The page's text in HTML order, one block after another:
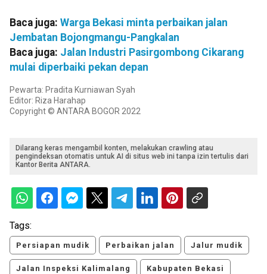
Baca juga: Warga Bekasi minta perbaikan jalan
Jembatan Bojongmangu-Pangkalan
Baca juga: Jalan Industri Pasirgombong Cikarang
mulai diperbaiki pekan depan
Pewarta: Pradita Kurniawan Syah
Editor: Riza Harahap
Copyright © ANTARA BOGOR 2022
Dilarang keras mengambil konten, melakukan crawling atau
pengindeksan otomatis untuk AI di situs web ini tanpa izin tertulis dari
Kantor Berita ANTARA.
Tags:
Persiapan mudik Perbaikan jalan Jalur mudik
Jalan Inspeksi Kalimalang Kabupaten Bekasi